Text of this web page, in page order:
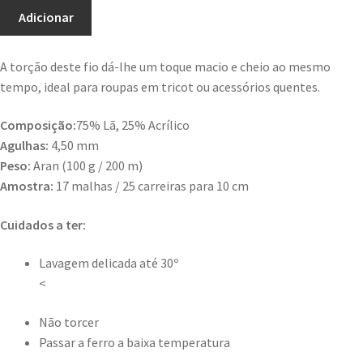
Adicionar
A torção deste fio dá-lhe um toque macio e cheio ao mesmo
tempo, ideal para roupas em tricot ou acessórios quentes.
Composição:75% Lã, 25% Acrílico
Agulhas: 4,50 mm
Peso: Aran (100 g / 200 m)
Amostra: 17 malhas / 25 carreiras para 10 cm
Cuidados a ter:
Lavagem delicada até 30º
<
Não torcer
Passar a ferro a baixa temperatura